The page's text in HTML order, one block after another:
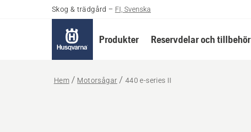
Skog & trädgård – FI, Svenska
Produkter Reservdelar och tillbehör
Hem Motorsågar 440 e-series II